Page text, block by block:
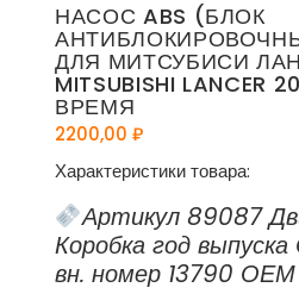
НАСОС ABS (БЛОК
ДЛЯ МИТСУБИСИ
MITSUBISHI LANCER
ВРЕМЯ
2200,00 ₽
Характеристики товара:
Артикул 89087
Коробка год
вн. номер 13790